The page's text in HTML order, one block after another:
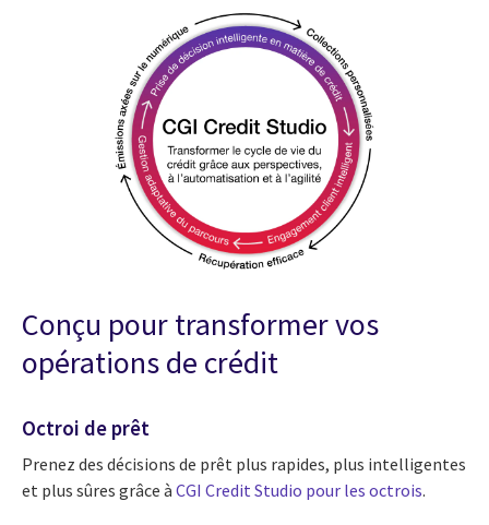
Conçu pour transformer vos
opérations de crédit
Octroi de prêt
Prenez des décisions de prêt plus rapides, plus intelligentes
et plus sûres grâce à CGI Credit Studio pour les octrois.